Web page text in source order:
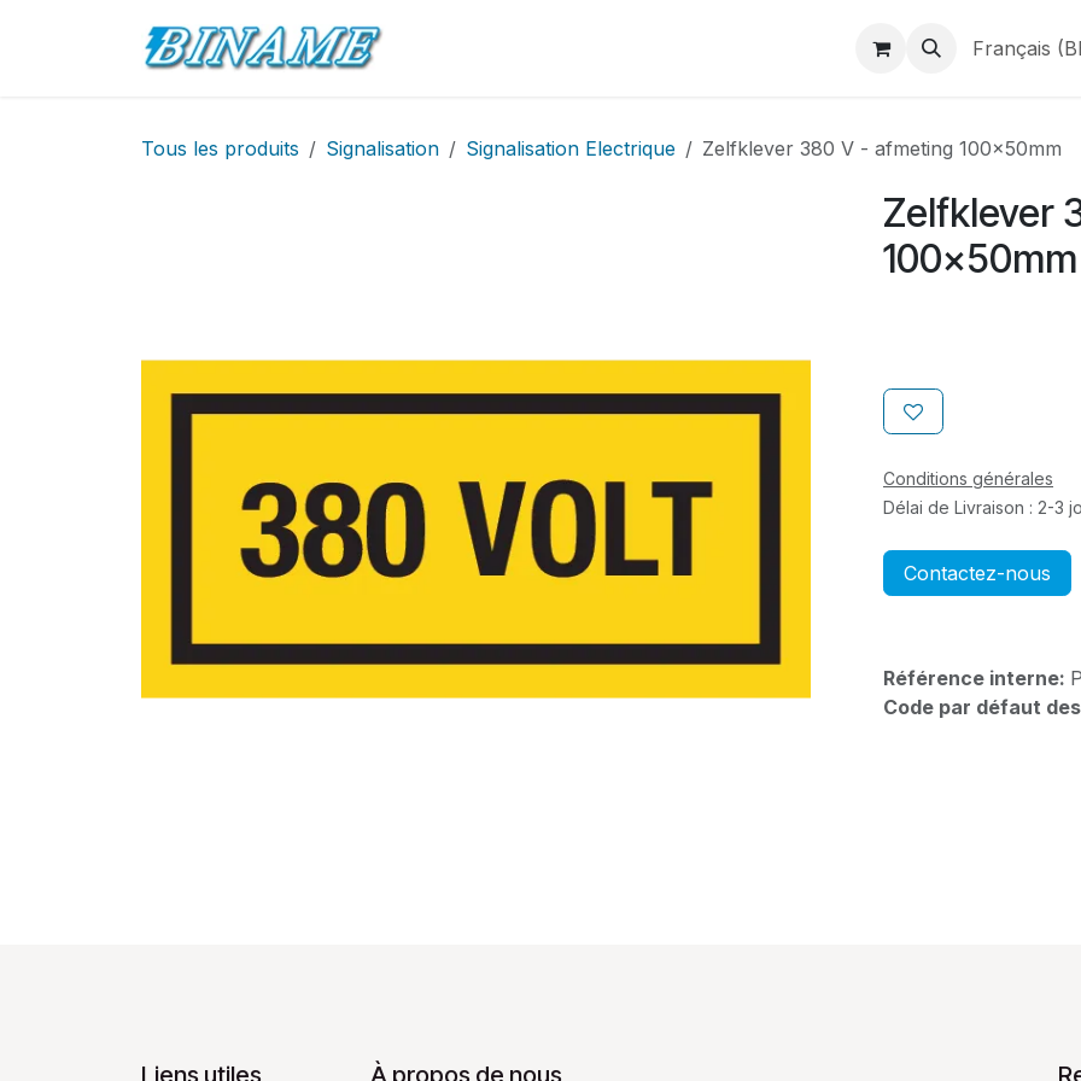
À propos de BINAME
Français
Tous les produits Signalisation Signalisation Electrique Zelfklever 380 V - afmeting 100x50mm
Zelfklever
100x50mm
Conditions générales
Délai de Livraison : 2-3
Contactez-nous
Référence interne:
Code par défaut
Liens utiles À propos de nous